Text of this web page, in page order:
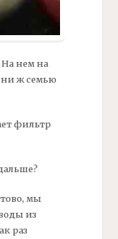
нем на
ж семью
фильтр
мы
из
раз